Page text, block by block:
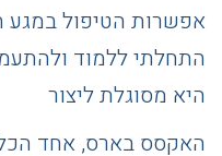
אפשרות הטיפול
התחלתי ללמוד
היא מסוגלת ליצור